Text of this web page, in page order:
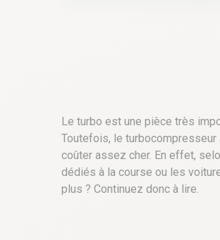
Le turbo est une pièce très
Toutefois, le turbocompresseur
coûter assez cher. En effet,
dédiés à la course ou les
plus ? Continuez donc à lire.